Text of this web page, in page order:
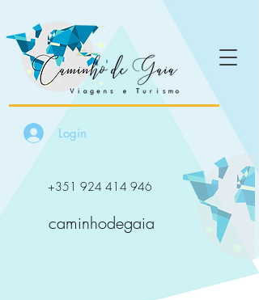
Login
+351 924 414 946
caminhodegaia